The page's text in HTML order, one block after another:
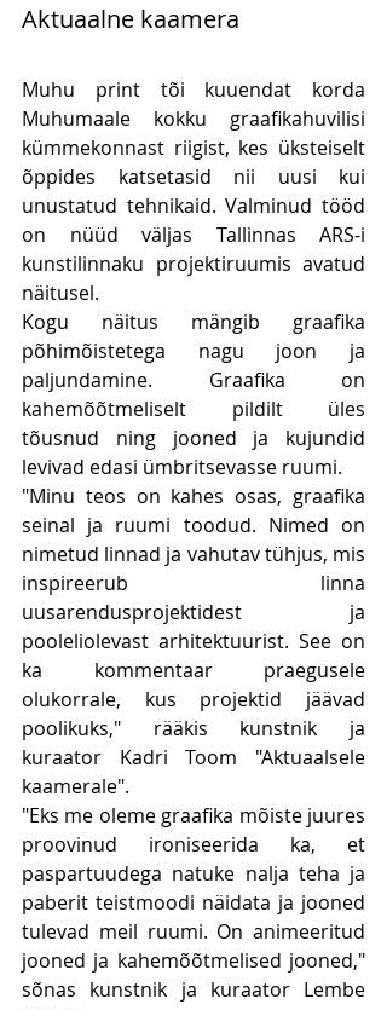
Aktuaalne kaamera
Muhu print tõi kuuendat korda
Muhumaale kokku graafikahuvilisi
kümmekonnast riigist, kes üksteiselt
õppides katsetasid nii uusi kui
unustatud tehnikaid. Valminud tööd
on nüüd väljas Tallinnas ARS-i
kunstilinnaku projektiruumis avatud
näitusel.
Kogu näitus mängib graafika
põhimõistetega nagu joon ja
paljundamine. Graafika on
kahemõõtmeliselt pildilt üles
tõusnud ning jooned ja kujundid
levivad edasi ümbritsevasse ruumi.
"Minu teos on kahes osas, graafika
seinal ja ruumi toodud. Nimed on
nimetud linnad ja vahutav tühjus, mis
inspireerub linna
uusarendusprojektidest ja
pooleliolevast arhitektuurist. See on
ka kommentaar praegusele
olukorrale, kus projektid jäävad
poolikuks," rääkis kunstnik ja
kuraator Kadri Toom "Aktuaalsele
kaamerale".
"Eks me oleme graafika mõiste juures
proovinud ironiseerida ka, et
paspartuudega natuke nalja teha ja
paberit teistmoodi näidata ja jooned
tulevad meil ruumi. On animeeritud
jooned ja kahemõõtmelised jooned,"
sõnas kunstnik ja kuraator Lembe